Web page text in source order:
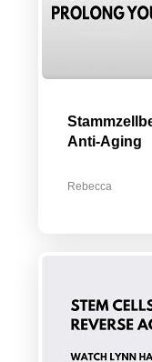
Anti-Aging
Rebecca